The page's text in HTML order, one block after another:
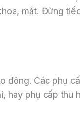
mắt. Đừng
động. Các phụ
hay phụ cấp thu